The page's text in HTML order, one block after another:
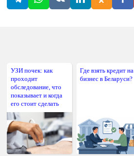
УЗИ почек: как
проходит
обследование, что
показывает и когда
его стоит сделать
Где взять кредит на
бизнес в Беларуси?